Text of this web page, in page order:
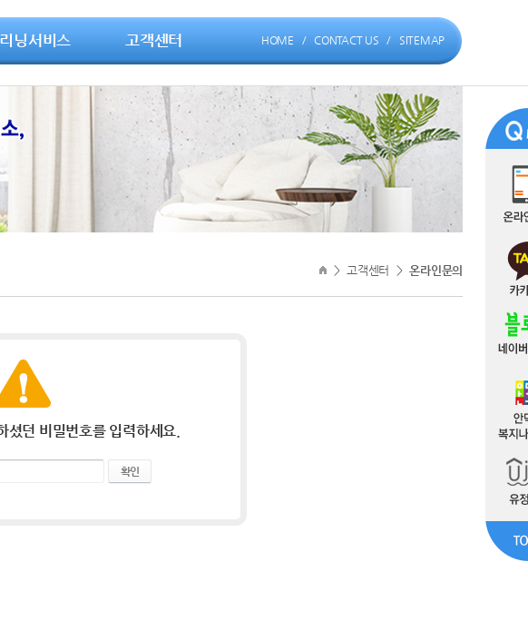
닝서비스 고객센터 HOME / CONTACT US / SITEMAP
> 고객센터 > 온라인문의
셨던 비밀번호를 입력하세요.